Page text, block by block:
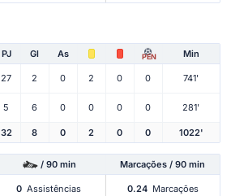
PJ Gl As PEN Min
27 2 0 2 0 0 741'
5 6 0 0 0 0 281'
32 8 0 2 0 0 1022'
/ 90 min Marcações / 90 min
0 Assistências 0.24 Marcações